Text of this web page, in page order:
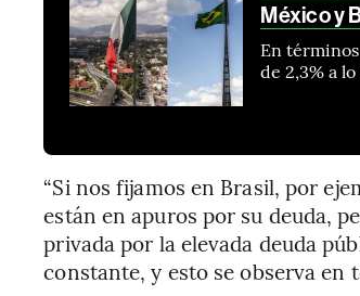
México y
En
de 2,3% a
“Si nos fijamos en Brasil, por
están en apuros por su deuda,
privada por la elevada deuda
constante, y esto se observa en